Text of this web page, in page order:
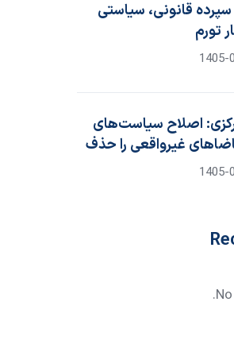
قانونی، سیاستی
تورم
1405-
اصلاح سیاست‌های
غیرواقعی را حذف
1405-